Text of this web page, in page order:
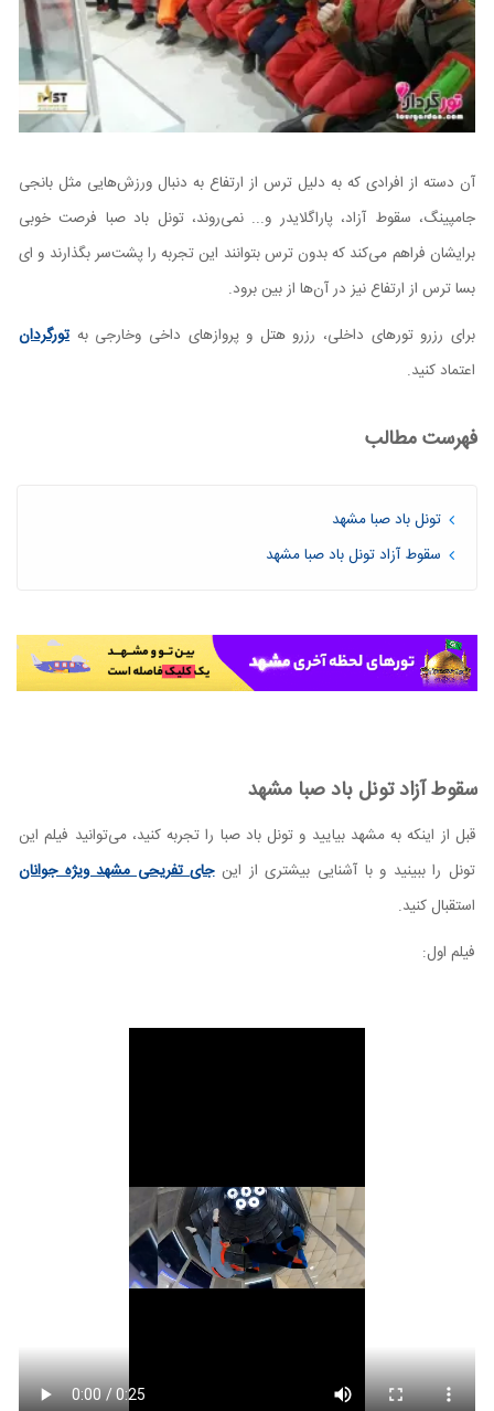
آن دسته از افرادی که به دلیل ترس از ارتفاع به دنبال ورزش‌هایی مثل بانجی
جامپینگ، سقوط آزاد، پاراگلایدر و... نمی‌روند، تونل باد صبا فرصت خوبی
برایشان فراهم می‌کند که بدون ترس بتوانند این تجربه را پشت‌سر بگذارند و ای
بسا ترس از ارتفاع نیز در آن‌ها از بین برود.
برای رزرو تورهای داخلی، رزرو هتل و پروازهای داخی وخارجی بهتورگردان
اعتماد کنید.
فهرست مطالب
تونل باد صبا مشهد
سقوط آزاد تونل باد صبا مشهد
سقوط آزاد تونل باد صبا مشهد
قبل از اینکه به مشهد بیایید و تونل باد صبا را تجربه کنید، می‌توانید فیلم این
تونل را ببینید و با آشنایی بیشتری از اینجای تفریحی مشهد ویژه جوانان
استقبال کنید.
فیلم اول: